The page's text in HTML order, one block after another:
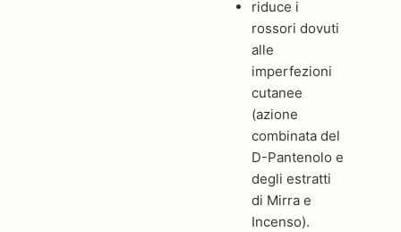
riduce i
rossori dovuti
alle
imperfezioni
cutanee
(azione
combinata del
D-Pantenolo e
degli estratti
di Mirra e
Incenso).